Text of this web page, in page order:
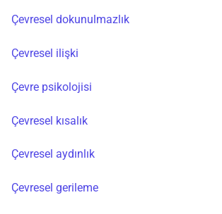
Çevresel dokunulmazlık
Çevresel ilişki
Çevre psikolojisi
Çevresel kısalık
Çevresel aydınlık
Çevresel gerileme